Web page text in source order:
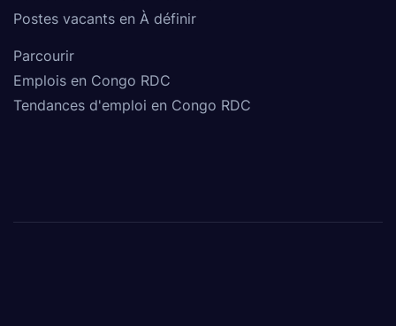
Postes vacants en À définir
Parcourir
Emplois en Congo RDC
Tendances d'emploi en Congo RDC